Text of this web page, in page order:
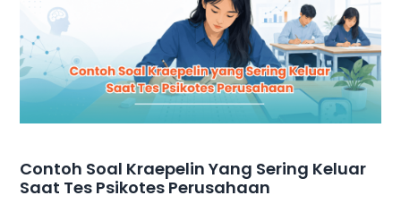
Contoh Soal Kraepelin Yang Sering Keluar
Saat Tes Psikotes Perusahaan